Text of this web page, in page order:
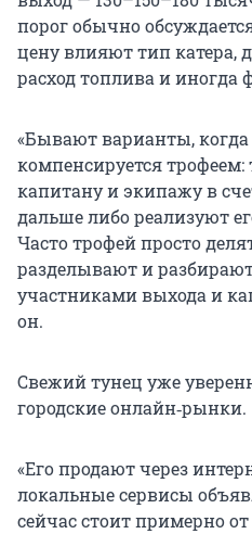
порог обычно
цену влияют тип катера,
расход топлива и иногда
«Бывают варианты, когда
компенсируется трофеем:
капитану и экипажу в
дальше либо реализуют
Часто трофей просто
разделывают и
участниками выхода и
он.
Свежий тунец уже
городские онлайн‑рынки.
«Его продают через
локальные сервисы
сейчас стоит примерно от